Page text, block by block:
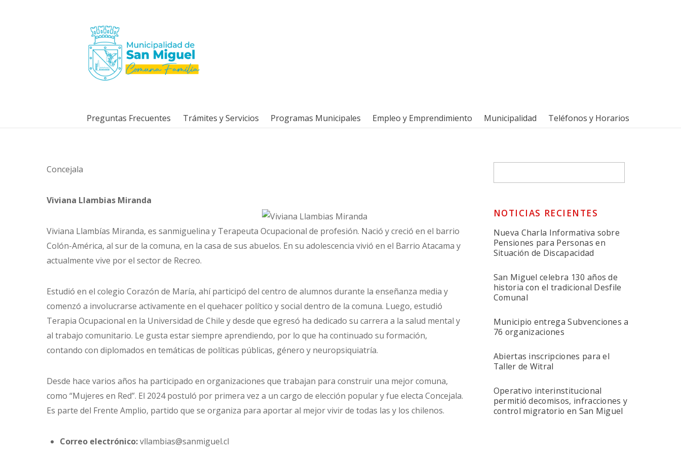
Preguntas Frecuentes Trámites y Servicios Programas Municipales Empleo y Emprendimiento Municipalidad Teléfonos y Horarios
Concejala
Viviana Llambias Miranda
Viviana Llambías Miranda, es sanmiguelina y Terapeuta Ocupacional de profesión. Nació y creció en el barrio
Colón-América, al sur de la comuna, en la casa de sus abuelos. En su adolescencia vivió en el Barrio Atacama y
actualmente vive por el sector de Recreo.
Estudió en el colegio Corazón de María, ahí participó del centro de alumnos durante la enseñanza media y
comenzó a involucrarse activamente en el quehacer político y social dentro de la comuna. Luego, estudió
Terapia Ocupacional en la Universidad de Chile y desde que egresó ha dedicado su carrera a la salud mental y
al trabajo comunitario. Le gusta estar siempre aprendiendo, por lo que ha continuado su formación,
contando con diplomados en temáticas de políticas públicas, género y neuropsiquiatría.
Desde hace varios años ha participado en organizaciones que trabajan para construir una mejor comuna,
como “Mujeres en Red”. El 2024 postuló por primera vez a un cargo de elección popular y fue electa Concejala.
Es parte del Frente Amplio, partido que se organiza para aportar al mejor vivir de todas las y los chilenos.
Correo electrónico:vllambias@sanmiguel.cl
NOTICIAS RECIENTES
Nueva Charla Informativa sobre
Pensiones para Personas en
Situación de Discapacidad
San Miguel celebra 130 años de
historia con el tradicional Desfile
Comunal
Municipio entrega Subvenciones a
76 organizaciones
Abiertas inscripciones para el
Taller de Witral
Operativo interinstitucional
permitió decomisos, infracciones y
control migratorio en San Miguel